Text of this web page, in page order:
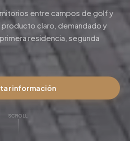
entre campos de golf y
producto claro, demandado y
residencia, segunda
información
SCROLL